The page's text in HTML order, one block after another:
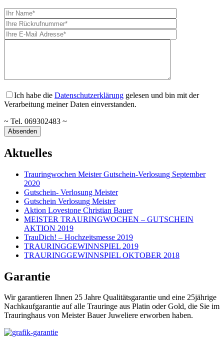
Ich habe die Datenschutzerklärung gelesen und bin mit der
Verarbeitung meiner Daten einverstanden.
~ Tel. 069302483 ~
Aktuelles
Trauringwochen Meister Gutschein-Verlosung September
2020
Gutschein- Verlosung Meister
Gutschein Verlosung Meister
Aktion Lovestone Christian Bauer
MEISTER TRAURINGWOCHEN – GUTSCHEIN
AKTION 2019
TrauDich! – Hochzeitsmesse 2019
TRAURINGGEWINNSPIEL 2019
TRAURINGGEWINNSPIEL OKTOBER 2018
Garantie
Wir garantieren Ihnen 25 Jahre Qualitätsgarantie und eine 25jährige
Nachkaufgarantie auf alle Trauringe aus Platin oder Gold, die Sie im
Trauringhaus von Meister Bauer Juweliere erworben haben.